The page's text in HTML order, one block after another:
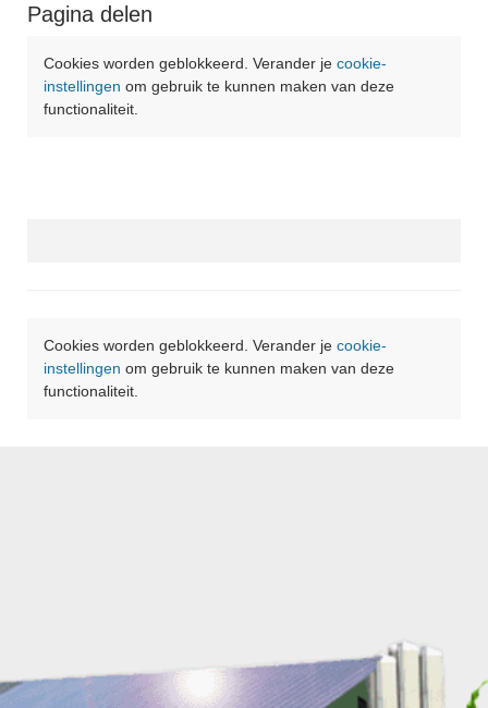
Pagina delen
Cookies worden geblokkeerd. Verander je cookie-
instellingen om gebruik te kunnen maken van deze
functionaliteit.
Cookies worden geblokkeerd. Verander je cookie-
instellingen om gebruik te kunnen maken van deze
functionaliteit.